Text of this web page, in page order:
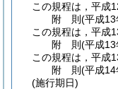
この規程は，平成
附 則(平成13
この規程は，平成
附 則(平成13
この規程は，平成
附 則(平成14
(施行期日)